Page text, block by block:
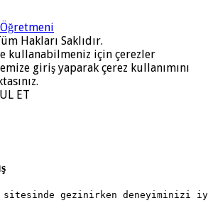
Hakları Saklıdır.
kullanabilmeniz için çerezler
giriş yaparak çerez kullanımını
ET
sitesinde gezinirken deneyiminizi